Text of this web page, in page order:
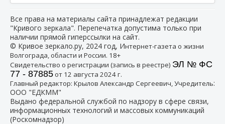
Все права на материалы сайта принадлежат редакции
"Кривого зеркала". Перепечатка допустима только при
наличии прямой гиперссылки на сайт.
© Кривое зеркало.ру, 2024 год, Интернет-газета о жизни
Волгограда, области и России. 18+
Свидетельство о регистрации (запись в реестре) ЭЛ № ФС
77 - 87885от 12 августа 2024 г.
Главный редактор: Крылов Александр Сергеевич, Учредитель:
ООО "ЕДКММ"
Выдано федеральной службой по надзору в сфере связи,
информационных технологий и массовых коммуникаций
(Роскомнадзор)